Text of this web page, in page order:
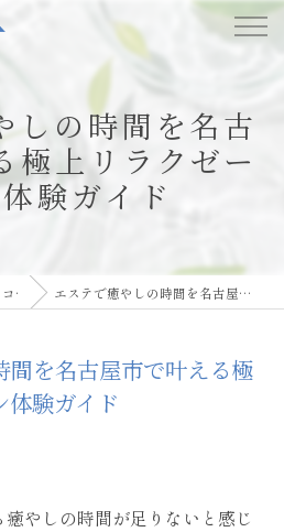
しの時間を名古
極上リラクゼー
験ガイド
コラム エステで癒やしの時間を名古屋市で叶える極上リラクゼーション体験ガイド
間を名古屋市で叶える極
体験ガイド
やしの時間が足りないと感じ